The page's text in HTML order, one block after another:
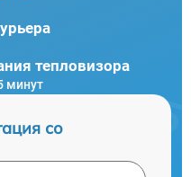
тепловизора
минут
со